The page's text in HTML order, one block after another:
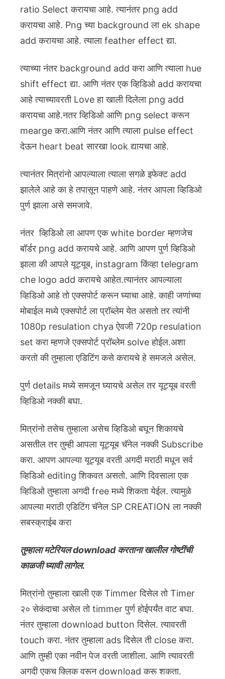
ratio Select करायचा आहे. त्यानंतर png add
करायचा आहे. Png च्या background ला ek shape
add करायचा आहे. त्याला feather effect द्या.
त्याच्या नंतर background add करा आणि त्याला hue
shift effect द्या. आणि नंतर एक व्हिडिओ add करायचा
आहे त्याच्यावरती Love हा खाली दिलेला png add
करायचा आहे.नतर व्हिडिओ आणि png select करून
mearge करा.आणि नंतर आणि त्याला pulse effect
देऊन heart beat सारखा look द्यायचा आहे.
त्यानंतर मित्रांनो आपल्याला त्याला सगळे इफेक्ट add
झालेले आहे का हे तपासून पाहणे आहे. नंतर आपला व्हिडिओ
पुर्ण झाला असे समजावे.
नंतर व्हिडिओ ला आपण एक white border म्हणजेच
बॉर्डर png add करायचे आहे. आणि आपण पुर्ण व्हिडिओ
झाला की आपले यूट्यूब, instagram किंव्हा telegram
che logo add करायचे आहेत.त्यानंतर आपल्याला
व्हिडिओ आहे तो एक्सपोर्ट करून घ्याचा आहे. काही जणांच्या
मोबाईल मध्ये एक्सपोर्ट ला प्रॉब्लेम येत असतो तर त्यांनी
1080p resulation chya ऐवजी 720p resulation
set करा म्हणजे एक्सपोर्ट प्रॉब्लेम solve होईल.अशा
करतो की तुम्हाला एडिटिंग कसे करायचे हे समजले असेल.
पुर्ण details मध्ये समजून घ्यायचे असेल तर यूट्यूब वरती
व्हिडिओ नक्की बघा.
मित्रांनो तसेच तुम्हाला असेच व्हिडिओ बघून शिकायचे
असतील तर तुम्ही आपला यूट्यूब चॅनेल नक्की Subscribe
करा. आपण आपल्या यूट्यूब वरती अगदी मराठी मधून सर्व
व्हिडिओ editing शिकवत असतो. आणि दिवसाला एक
व्हिडिओ तुम्हाला अगदी free मध्ये शिकता येईल. त्यामुळे
आपल्या मराठी एडिटिंग चॅनेल SP CREATION ला नक्की
सबस्क्राईब करा
तुम्हाला मटेरियल download करताना खालील गोष्टींची
काळजी घ्यावी लागेल.
मित्रांनो तुम्हाला खाली एक Timmer दिसेल तो Timer
२० सेकंदाचा असेल तो timmer पुर्ण होईपर्यंत वाट बघा.
नंतर तुम्हाला download button दिसेल. त्यावरती
touch करा. नंतर तुम्हाला ads दिसेल ती close करा.
आणि तुम्ही एका नवीन पेज वरती जाशीला. आणि त्यावरती
अगदी एकच क्लिक वरून download करू शकता.